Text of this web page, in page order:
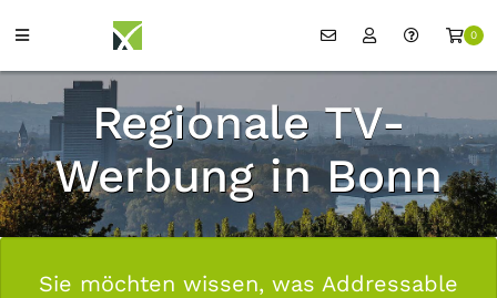
0
Regionale TV-
Werbung in Bonn
Sie möchten wissen, was Addressable